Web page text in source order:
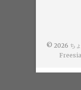
© 2026 ち
Freesia